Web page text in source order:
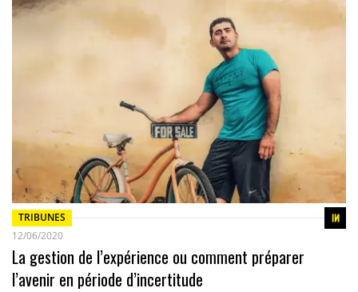
TRIBUNES
12/06/2020
La gestion de l’expérience ou comment préparer
l’avenir en période d’incertitude